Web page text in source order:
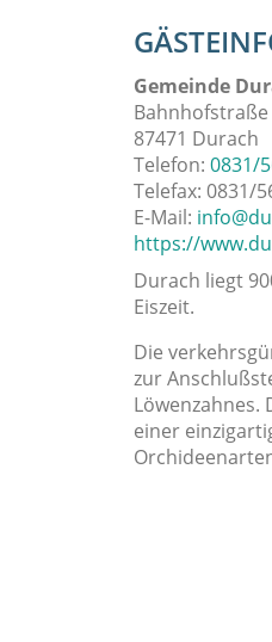
Gemeinde
Bahnhofstraße
87471 Durach
Telefon:0831/
Telefax: 0831/
E-Mail:
https://
Durach liegt
Eiszeit.
Die
zur
Löwenzahnes.
einer